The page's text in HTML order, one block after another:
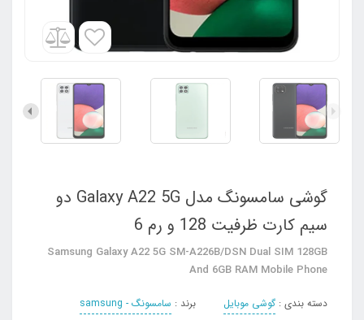
گوشی سامسونگ مدل Galaxy A22 5G دو
سیم کارت ظرفیت 128 و رم 6
Samsung Galaxy A22 5G SM-A226B/DSN Dual SIM 128GB
And 6GB RAM Mobile Phone
دسته بندی : گوشی موبایل برند : سامسونگ - samsung